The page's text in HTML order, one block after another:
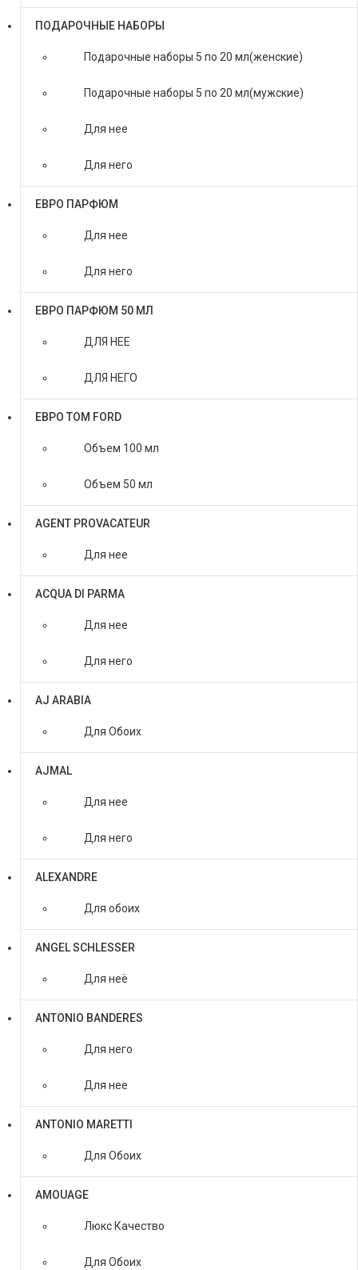
ПОДАРОЧНЫЕ НАБОРЫ
Подарочные наборы 5 по 20 мл(женские)
Подарочные наборы 5 по 20 мл(мужские)
Для нее
Для него
ЕВРО ПАРФЮМ
Для нее
Для него
ЕВРО ПАРФЮМ 50 МЛ
ДЛЯ НЕЕ
ДЛЯ НЕГО
ЕВРО TOM FORD
Объем 100 мл
Объем 50 мл
AGENT PROVACATEUR
Для нее
ACQUA DI PARMA
Для нее
Для него
AJ ARABIA
Для Обоих
AJMAL
Для нее
Для него
ALEXANDRE
Для обоих
ANGEL SCHLESSER
Для неё
ANTONIO BANDERES
Для него
Для нее
ANTONIO MARETTI
Для Обоих
AMOUAGE
Люкс Качество
Для Обоих